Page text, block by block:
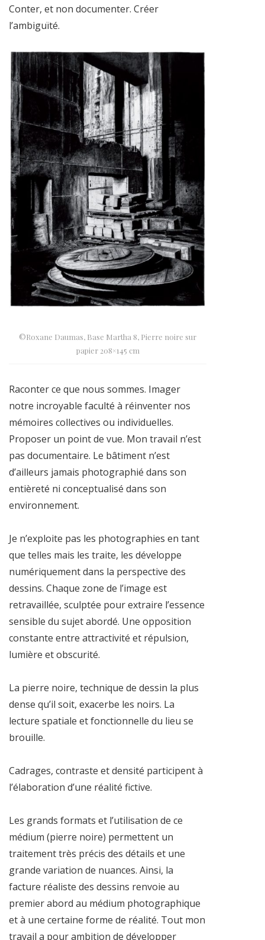
Conter, et non documenter. Créer
l’ambiguïté.
©Roxane Daumas, Base Martha 8, Pierre noire sur
papier 208×145 cm
Raconter ce que nous sommes. Imager
notre incroyable faculté à réinventer nos
mémoires collectives ou individuelles.
Proposer un point de vue. Mon travail n’est
pas documentaire. Le bâtiment n’est
d’ailleurs jamais photographié dans son
entièreté ni conceptualisé dans son
environnement.
Je n’exploite pas les photographies en tant
que telles mais les traite, les développe
numériquement dans la perspective des
dessins. Chaque zone de l’image est
retravaillée, sculptée pour extraire l’essence
sensible du sujet abordé. Une opposition
constante entre attractivité et répulsion,
lumière et obscurité.
La pierre noire, technique de dessin la plus
dense qu’il soit, exacerbe les noirs. La
lecture spatiale et fonctionnelle du lieu se
brouille.
Cadrages, contraste et densité participent à
l’élaboration d’une réalité fictive.
Les grands formats et l’utilisation de ce
médium (pierre noire) permettent un
traitement très précis des détails et une
grande variation de nuances. Ainsi, la
facture réaliste des dessins renvoie au
premier abord au médium photographique
et à une certaine forme de réalité. Tout mon
travail a pour ambition de développer